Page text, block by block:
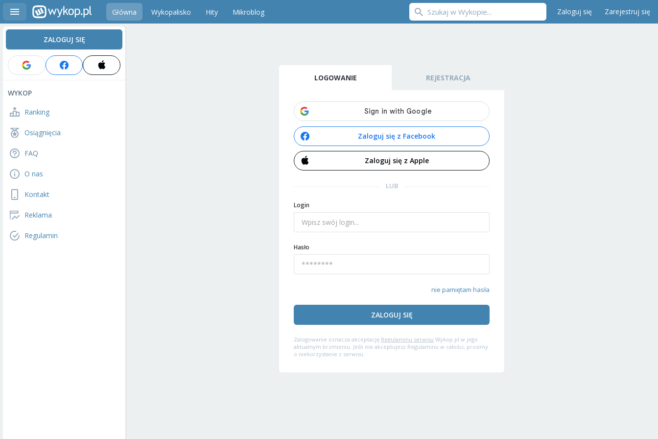
Główna Wykopalisko Hity Mikroblog Zaloguj się Zarejestruj się
ZALOGUJ SIĘ
WYKOP
Ranking
Osiągnięcia
FAQ
O nas
Kontakt
Reklama
Regulamin
LOGOWANIE REJESTRACJA
Zaloguj się z Facebook
Zaloguj się z Apple
LUB
Login
Hasło
nie pamiętam hasła
ZALOGUJ SIĘ
Zalogowanie oznacza akceptację Regulaminu serwisu Wykop.pl w jego
aktualnym brzmieniu. Jeśli nie akceptujesz Regulaminu w całości, prosimy
o niekorzystanie z serwisu.